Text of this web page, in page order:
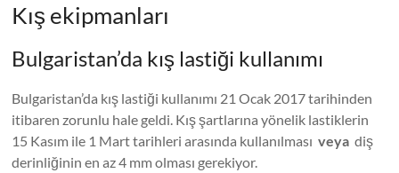
Kış ekipmanları
Bulgaristan’da kış lastiği kullanımı
Bulgaristan’da kış lastiği kullanımı 21 Ocak 2017 tarihinden
itibaren zorunlu hale geldi. Kış şartlarına yönelik lastiklerin
15 Kasım ile 1 Mart tarihleri ​​arasında kullanılmasıveya diş
derinliğinin en az 4 mm olması gerekiyor.